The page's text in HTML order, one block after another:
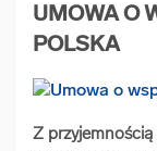
Niszczenie
UMOWA O
POLSKA
Z